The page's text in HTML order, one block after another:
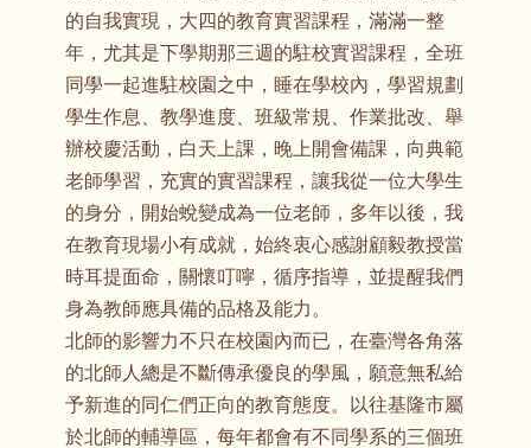
的自我實現，大四的教育實習課程，滿滿一整
年，尤其是下學期那三週的駐校實習課程，全班
同學一起進駐校園之中，睡在學校內，學習規劃
學生作息、教學進度、班級常規、作業批改、舉
辦校慶活動，白天上課，晚上開會備課，向典範
老師學習，充實的實習課程，讓我從一位大學生
的身分，開始蛻變成為一位老師，多年以後，我
在教育現場小有成就，始終衷心感謝顧毅教授當
時耳提面命，關懷叮嚀，循序指導，並提醒我們
身為教師應具備的品格及能力。
北師的影響力不只在校園內而已，在臺灣各角落
的北師人總是不斷傳承優良的學風，願意無私給
予新進的同仁們正向的教育態度。以往基隆市屬
於北師的輔導區，每年都會有不同學系的三個班